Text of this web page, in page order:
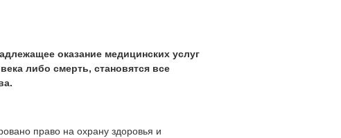
оказание медицинских услуг
либо смерть, становятся все
право на охрану здоровья и